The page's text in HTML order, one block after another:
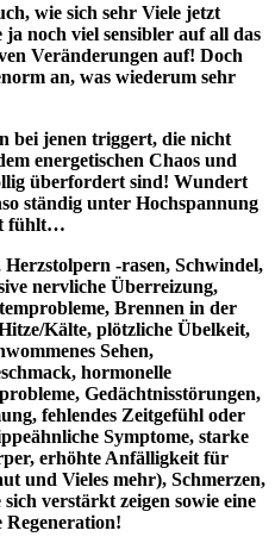
wie sich sehr Viele jetzt
noch viel sensibler auf all das
Veränderungen auf! Doch
an, was wiederum sehr
bei jenen triggert, die nicht
energetischen Chaos und
überfordert sind! Wundert
ständig unter Hochspannung
fühlt…
-rasen, Schwindel,
nervliche Überreizung,
Brennen in der
Kälte, plötzliche Übelkeit,
Sehen,
hormonelle
Gedächtnisstörungen,
fehlendes Zeitgefühl oder
Symptome, starke
erhöhte Anfälligkeit für
und Vieles mehr), Schmerzen,
verstärkt zeigen sowie eine
Regeneration!